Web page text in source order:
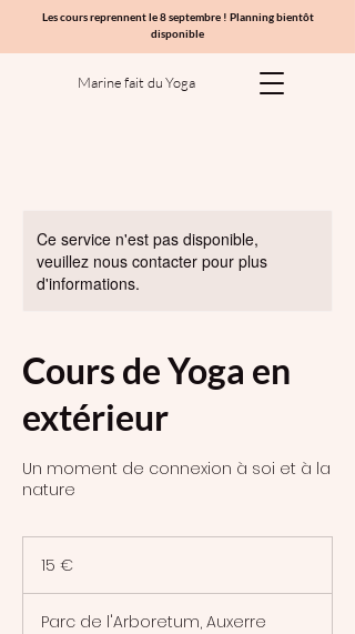
Marine fait du Yoga
Les cours reprennent le 8 septembre ! Planning bientôt
disponible
Ce service n'est pas disponible,
veuillez nous contacter pour plus
d'informations.
Cours de Yoga en
extérieur
Un moment de connexion à soi et à la
nature
15 €
Parc de l'Arboretum, Auxerre